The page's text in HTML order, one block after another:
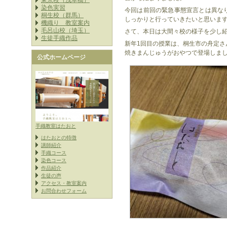
染色実習
桐生校（群馬）
機織り 教室案内
毛呂山校（埼玉）
生徒手織作品
公式ホームページ
手織教室はたおと
はたおとの特徴
講師紹介
手織コース
染色コース
作品紹介
生徒の声
アクセス・教室案内
お問合わせフォーム
今回は前回の緊急事態宣言とは異な
しっかりと行っていきたいと思いま
さて、本日は大間々校の様子を少し
新年1回目の授業は、桐生市の舟定
焼きまんじゅうがおやつで登場しま